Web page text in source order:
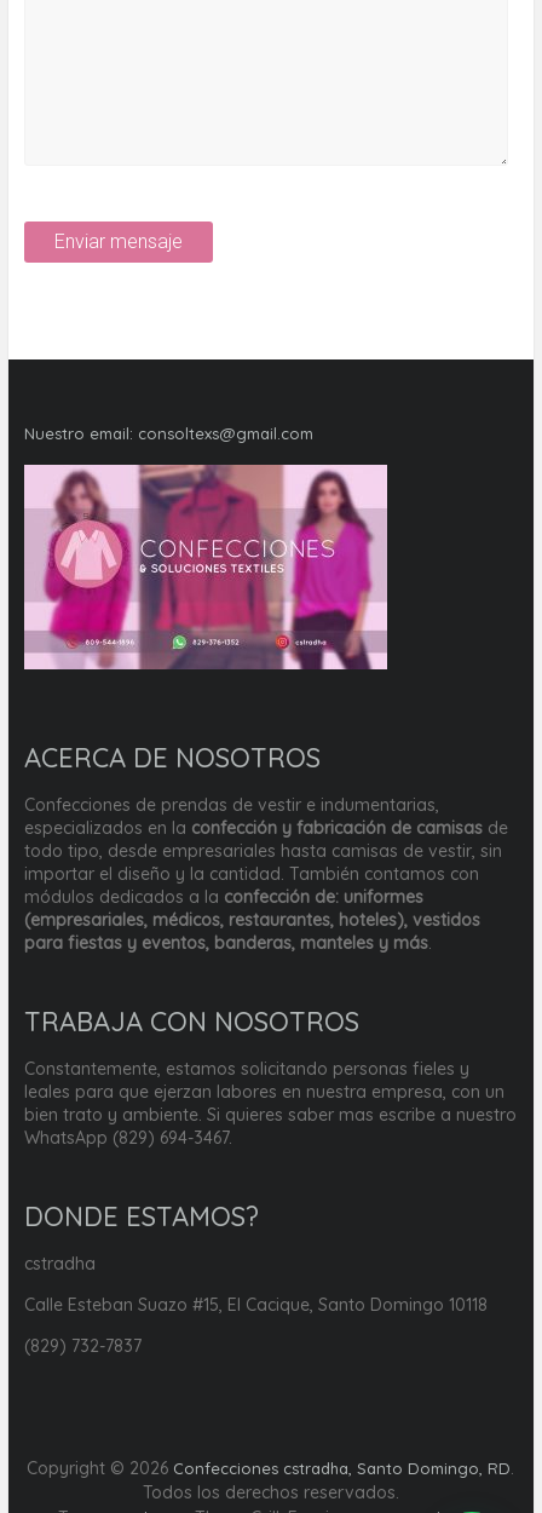
Nuestro email: consoltexs@gmail.com
ACERCA DE NOSOTROS
Confecciones de prendas de vestir e indumentarias,
especializados en la confección y fabricación de camisasde
todo tipo, desde empresariales hasta camisas de vestir, sin
importar el diseño y la cantidad. También contamos con
módulos dedicados a la confección de: uniformes
(empresariales, médicos, restaurantes, hoteles), vestidos
para fiestas y eventos, banderas, manteles y más.
TRABAJA CON NOSOTROS
Constantemente, estamos solicitando personas fieles y
leales para que ejerzan labores en nuestra empresa, con un
bien trato y ambiente. Si quieres saber mas escribe a nuestro
WhatsApp (829) 694-3467.
DONDE ESTAMOS?
cstradha
Calle Esteban Suazo #15, El Cacique, Santo Domingo 10118
(829) 732-7837
Copyright © 2026 Confecciones cstradha, Santo Domingo, RD.
Todos los derechos reservados.